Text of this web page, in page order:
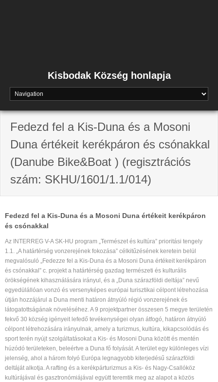
Kisbodak Község honlapja
Fedezd fel a Kis-Duna és a Mosoni
Duna értékeit kerékpáron és csónakkal
(Danube Bike&Boat ) (regisztrációs
szám: SKHU/1601/1.1/014)
Fedezd fel a Kis-Duna és a Mosoni Duna értékeit kerékpáron
és csónakkal
Az INTERREG V-A SK-HU program „Természet és kultúra” prioritási tengely
1.1. „A határtérség vonzerejének fokozása” célkitűzésének keretein belül
megvalósuló „Fedezze fel a Kis-Duna és a Mosoni Duna értékeit kerékpáron
és csónakkal” c. projekt a határtérség gazdag természeti és kulturális
örökségének kihasználására irányul, és a „Duna szárazföldi deltája” nevű
egyedülállóan vonzó és versenyképes európai turisztikai célpont létrehozása
útján hozzájárul a Duna menti határon átnyúló régió vonzerejének és
látogatottságának növeléséhez. A 9 projektpartner összesen 5 megye területén
fekvő 30 község igényeit lefedő tevékenységei olyan átfogó, határon átnyúló
célpont létrehozására irányulnak, amely a turizmus, kultúra, kikapcsolódás és
sport terén nyújt szolgáltatásokat a Kis- és Mosoni Duna között és mentén
húzódó területeken, beleértve a Duna fő folyását. A terület egy különleges vízi
jelenség, ahol a három folyó Európa legnagyobb kiterjedésű szárazföldi
deltáját alkotja. A rafting és a kerékpárturizmus a Kis- és Nagy-Csallóköz
kultúrájával és gasztronómiájával együtt teremtik meg az alapot a közös